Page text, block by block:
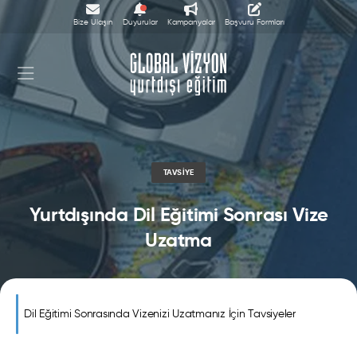
Bize Ulaşın Duyurular Kampanyalar Başvuru Formları
TAVSIYE
Yurtdışında Dil Eğitimi Sonrası Vize
Uzatma
Dil Eğitimi Sonrasında Vizenizi Uzatmanız İçin Tavsiyeler